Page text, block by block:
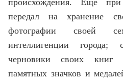
происхождения. Еще
передал на хранение
фотографии своей
интеллигенции города;
черновики своих книг
памятных значков и